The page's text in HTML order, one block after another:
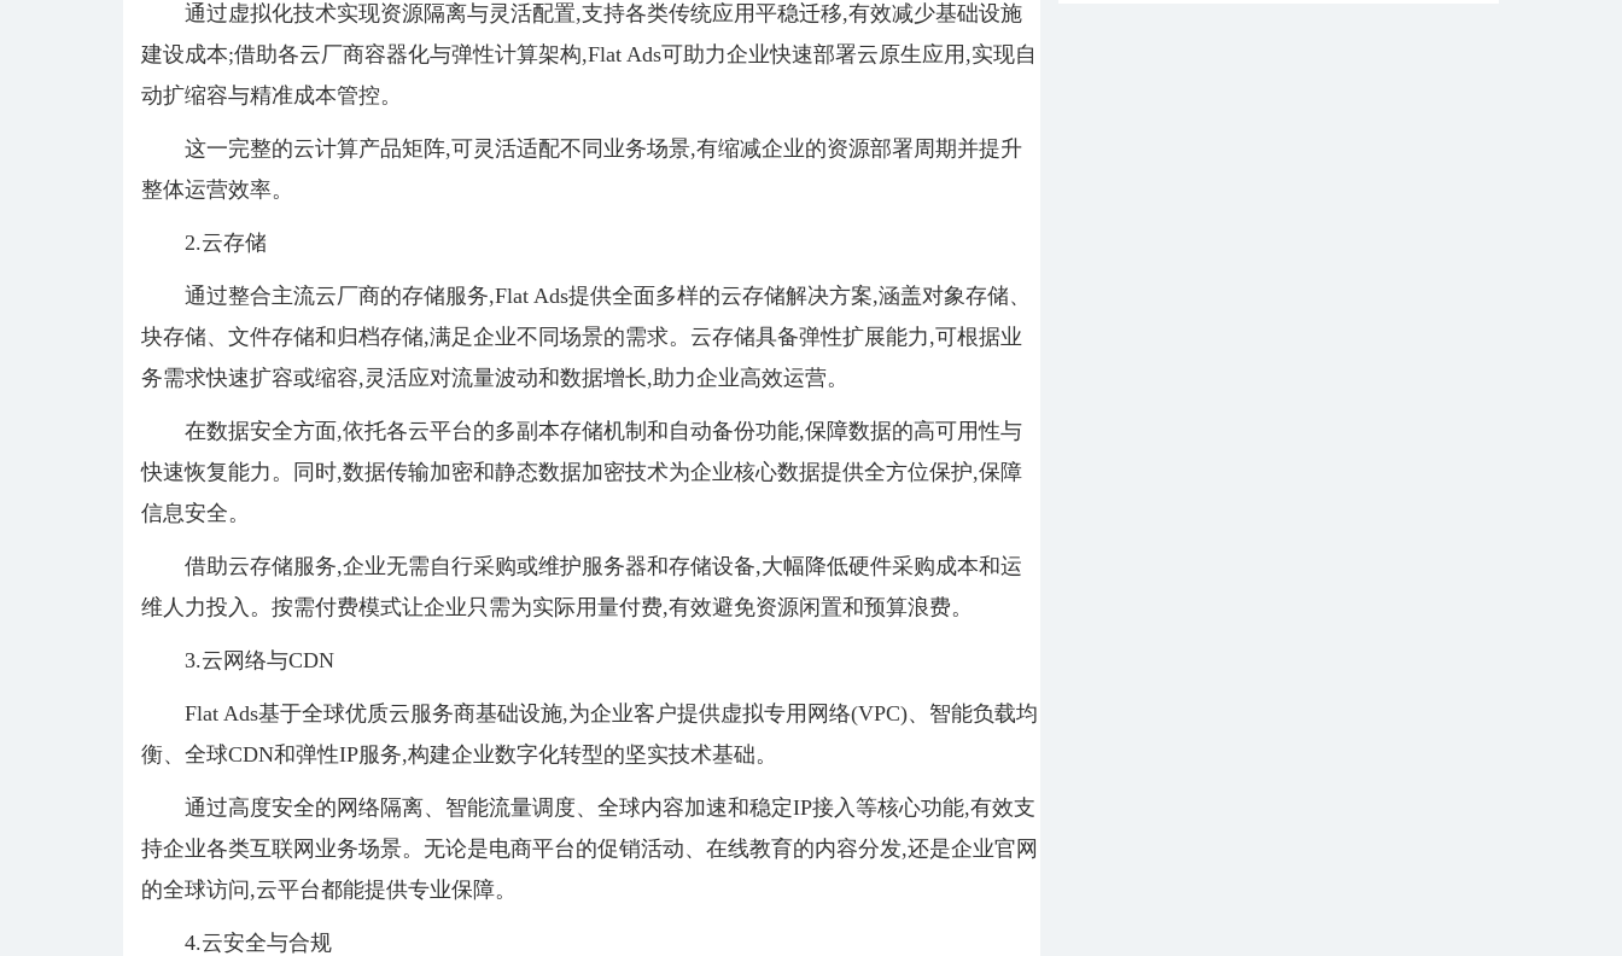
通过虚拟化技术实现资源隔离与灵活配置,支持各类传统应用平稳迁移,有效减少基础设施
建设成本;借助各云厂商容器化与弹性计算架构,Flat Ads可助力企业快速部署云原生应用,实现自
动扩缩容与精准成本管控。
这一完整的云计算产品矩阵,可灵活适配不同业务场景,有缩减企业的资源部署周期并提升
整体运营效率。
2.云存储
通过整合主流云厂商的存储服务,Flat Ads提供全面多样的云存储解决方案,涵盖对象存储、
块存储、文件存储和归档存储,满足企业不同场景的需求。云存储具备弹性扩展能力,可根据业
务需求快速扩容或缩容,灵活应对流量波动和数据增长,助力企业高效运营。
在数据安全方面,依托各云平台的多副本存储机制和自动备份功能,保障数据的高可用性与
快速恢复能力。同时,数据传输加密和静态数据加密技术为企业核心数据提供全方位保护,保障
信息安全。
借助云存储服务,企业无需自行采购或维护服务器和存储设备,大幅降低硬件采购成本和运
维人力投入。按需付费模式让企业只需为实际用量付费,有效避免资源闲置和预算浪费。
3.云网络与CDN
Flat Ads基于全球优质云服务商基础设施,为企业客户提供虚拟专用网络(VPC)、智能负载均
衡、全球CDN和弹性IP服务,构建企业数字化转型的坚实技术基础。
通过高度安全的网络隔离、智能流量调度、全球内容加速和稳定IP接入等核心功能,有效支
持企业各类互联网业务场景。无论是电商平台的促销活动、在线教育的内容分发,还是企业官网
的全球访问,云平台都能提供专业保障。
4.云安全与合规